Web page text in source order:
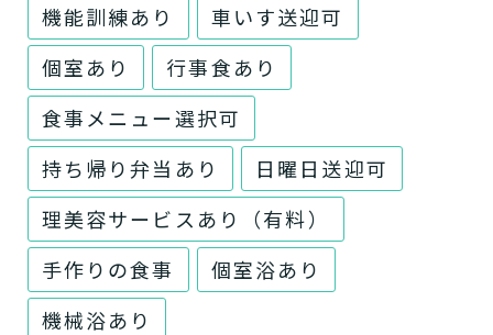
機能訓練あり
車いす送迎可
個室あり
行事食あり
食事メニュー選択可
持ち帰り弁当あり
日曜日送迎可
理美容サービスあり（有料）
手作りの食事
個室浴あり
機械浴あり